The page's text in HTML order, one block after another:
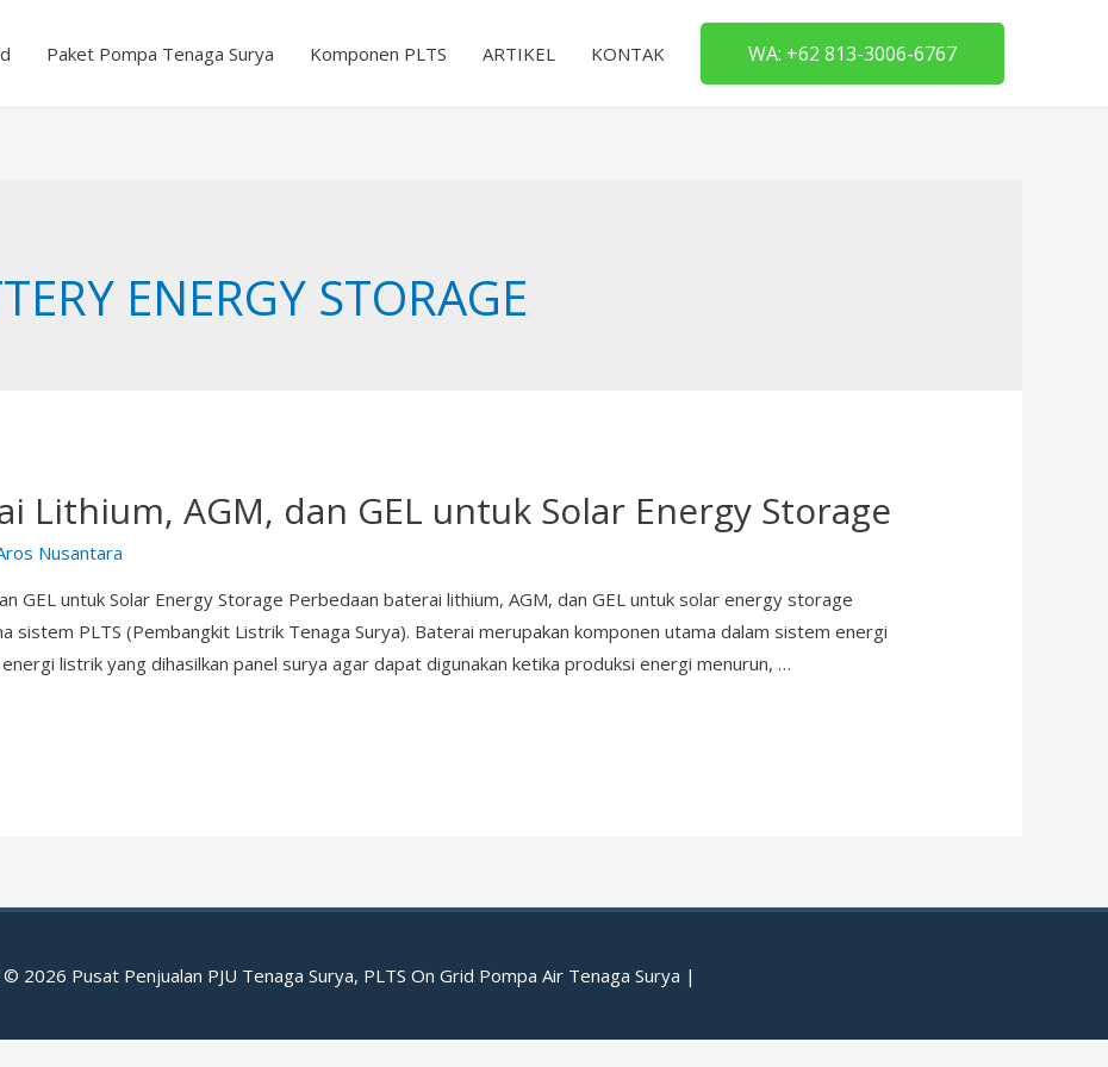
Paket Pompa Tenaga Surya Komponen PLTS ARTIKEL KONTAK WA: +62 813-3006-6767
ENERGY STORAGE
Lithium, AGM, dan GEL untuk Solar Energy Storage
Nusantara
GEL untuk Solar Energy Storage Perbedaan baterai lithium, AGM, dan GEL untuk solar energy storage
sistem PLTS (Pembangkit Listrik Tenaga Surya). Baterai merupakan komponen utama dalam sistem energi
listrik yang dihasilkan panel surya agar dapat digunakan ketika produksi energi menurun, …
© 2026 Pusat Penjualan PJU Tenaga Surya, PLTS On Grid Pompa Air Tenaga Surya |